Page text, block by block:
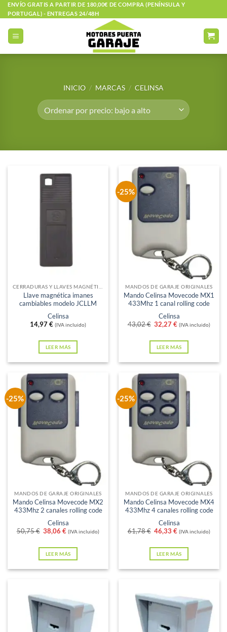
Saltar
al
contenido
ENVÍO GRATIS A PARTIR DE 180,00€ DE COMPRA (PENÍNSULA Y
PORTUGAL) - ENTREGAS 24/48H
INICIO / MARCAS / CELINSA
CERRADURAS Y LLAVES MAGNÉTICAS
Llave magnética imanes
cambiables modelo JCLLM
Celinsa
14,97€ (IVA incluido)
LEER MÁS
-25%
MANDOS DE GARAJE ORIGINALES
Mando Celinsa Movecode MX1
433Mhz 1 canal rolling code
Celinsa
43,02€ El
original
era:
43,02 €.
32,27€El
actual
es:
32,27 €.
(IVA incluido)
LEER MÁS
-25%
MANDOS DE GARAJE ORIGINALES
Mando Celinsa Movecode MX2
433Mhz 2 canales rolling code
Celinsa
50,75€ El
original
era:
50,75 €.
38,06€El
actual
es:
38,06 €.
(IVA incluido)
LEER MÁS
-25%
MANDOS DE GARAJE ORIGINALES
Mando Celinsa Movecode MX4
433Mhz 4 canales rolling code
Celinsa
61,78€ El
original
era:
61,78 €.
46,33€El
actual
es:
46,33 €.
(IVA incluido)
LEER MÁS